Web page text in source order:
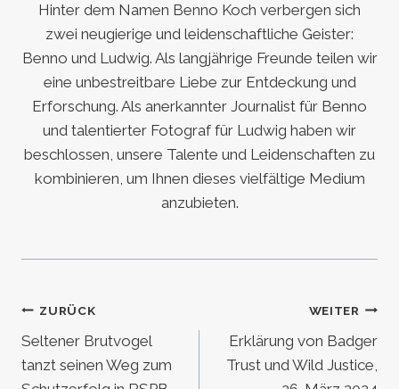
Hinter dem Namen Benno Koch verbergen sich
zwei neugierige und leidenschaftliche Geister:
Benno und Ludwig. Als langjährige Freunde teilen wir
eine unbestreitbare Liebe zur Entdeckung und
Erforschung. Als anerkannter Journalist für Benno
und talentierter Fotograf für Ludwig haben wir
beschlossen, unsere Talente und Leidenschaften zu
kombinieren, um Ihnen dieses vielfältige Medium
anzubieten.
Beitragsnavigation
ZURÜCK
Seltener Brutvogel
tanzt seinen Weg zum
WEITER
Erklärung von Badger
Trust und Wild Justice,